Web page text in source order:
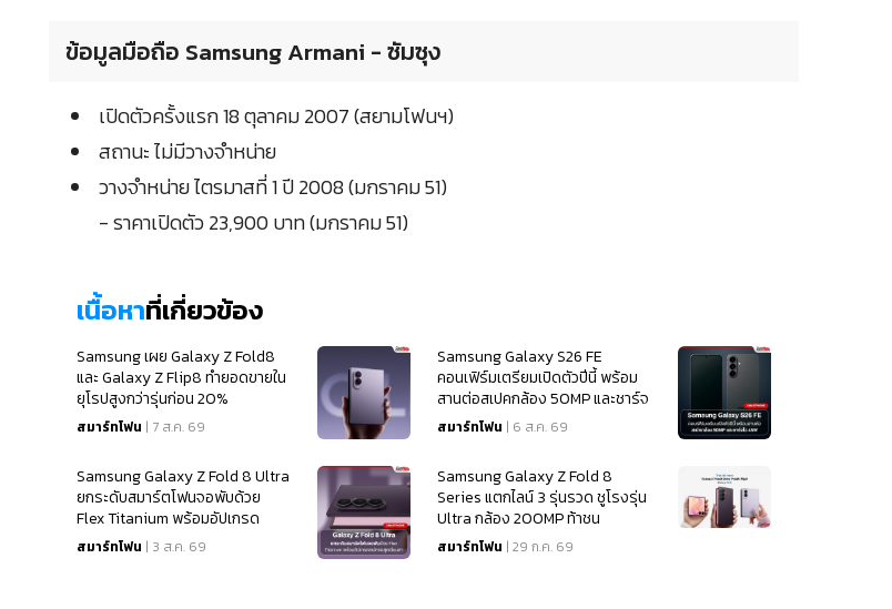
ข้อมูลมือถือ Samsung Armani - ซัมซุง
เปิดตัวครั้งแรก 18 ตุลาคม 2007 (สยามโฟนฯ)
สถานะ ไม่มีวางจำหน่าย
วางจำหน่าย ไตรมาสที่ 1 ปี 2008 (มกราคม 51)
- ราคาเปิดตัว 23,900 บาท (มกราคม 51)
เนื้อหาที่เกี่ยวข้อง
Samsung เผย Galaxy Z Fold8
และ Galaxy Z Flip8 ทำยอดขายใน
ยุโรปสูงกว่ารุ่นก่อน 20%
สมาร์ทโฟน | 7 ส.ค. 69
Samsung Galaxy S26 FE
คอนเฟิร์มเตรียมเปิดตัวปีนี้ พร้อม
สานต่อสเปคกล้อง 50MP และชาร์จ
ไว 45W
สมาร์ทโฟน | 6 ส.ค. 69
Samsung Galaxy Z Fold 8 Ultra
ยกระดับสมาร์ตโฟนจอพับด้วย
Flex Titanium พร้อมอัปเกรด
สเปคจอสุดเนียนตา
สมาร์ทโฟน | 3 ส.ค. 69
Samsung Galaxy Z Fold 8
Series แตกไลน์ 3 รุ่นรวด ชูโรงรุ่น
Ultra กล้อง 200MP ท้าชน
iPhone 18
สมาร์ทโฟน | 29 ก.ค. 69